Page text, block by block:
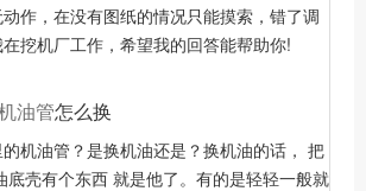
作，在没有图纸的情况只能摸索，错了调
挖机厂工作，希望我的回答能帮助你!
油管怎么换
机油管？是换机油还是？换机油的话， 把
底壳有个东西 就是他了。有的是轻轻一般就